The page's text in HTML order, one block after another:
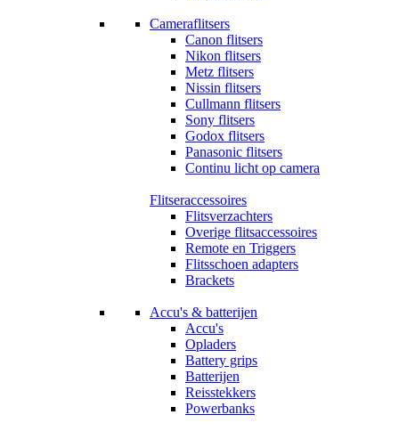
Cameraflitsers
Canon flitsers
Nikon flitsers
Metz flitsers
Nissin flitsers
Cullmann flitsers
Sony flitsers
Godox flitsers
Panasonic flitsers
Continu licht op camera
Flitseraccessoires
Flitsverzachters
Overige flitsaccessoires
Remote en Triggers
Flitsschoen adapters
Brackets
Accu's & batterijen
Accu's
Opladers
Battery grips
Batterijen
Reisstekkers
Powerbanks